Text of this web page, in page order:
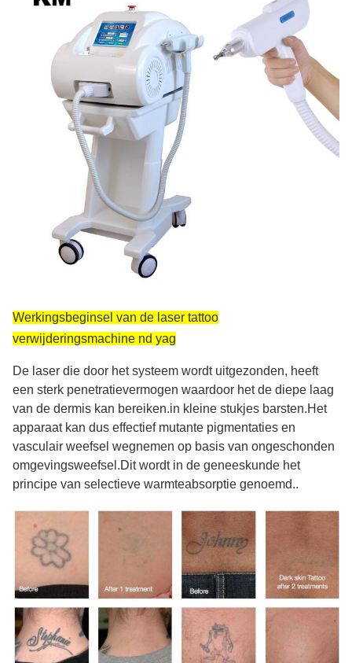
Veldinstallatie, inbedrijfstelling en opleiding, O
Rood, blauw, roze, wit, enzovoort.
Languages:
24 verschillende talen kunnen worden gekozen
Output Energy::
1~ 2000mJ (instelbaar)
Wavelength::
1064nm, 532nm, 1320nm
Cooling System::
Air+Water+Temperatuurcontrole
1 ~ 6 mm
Pulse Width:
3.5ns
Gunsight:
5 verschillende gezichtspunten kan kiezen
Name:
Q de Lasermachine van Schakelaarnd Yag
Werkingsbeginsel van de laser tattoo
verwijderingsmachine nd yag
De laser die door het systeem wordt uitgezonden, heeft
een sterk penetratievermogen waardoor het de diepe laag
van de dermis kan bereiken.in kleine stukjes barsten.Het
apparaat kan dus effectief mutante pigmentaties en
vasculair weefsel wegnemen op basis van ongeschonden
omgevingsweefsel.Dit wordt in de geneeskunde het
principe van selectieve warmteabsorptie genoemd..